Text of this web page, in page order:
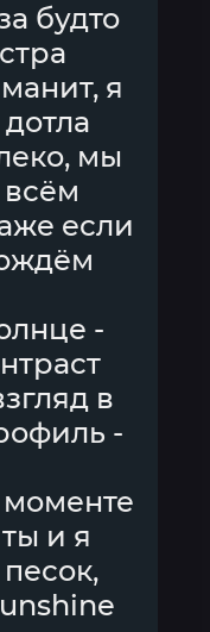
будто
я
мы
если
-
в
-
и я